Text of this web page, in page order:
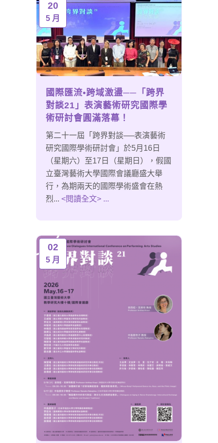
20
5 月
國際匯流•跨域激盪──「跨界
對談21」表演藝術研究國際學
術研討會圓滿落幕！
第二十一屆「跨界對談──表演藝術
研究國際學術研討會」於5月16日
（星期六）至17日（星期日），假國
立臺灣藝術大學國際會議廳盛大舉
行，為期兩天的國際學術盛會在熱
烈... <閱讀全文> ...
02
5 月